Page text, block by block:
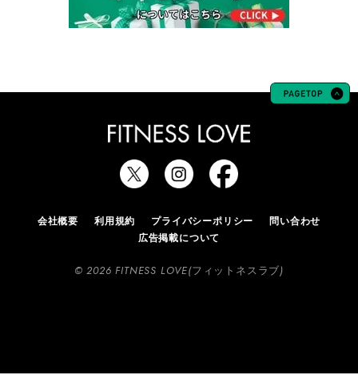
会社概要 利用規約 プライバシーポリシー
問い合わせ
広告掲載について
© 2026 FITNESS LOVE(フィットネスラブ)